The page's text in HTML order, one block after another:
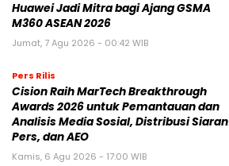
Huawei Jadi Mitra bagi Ajang GSMA
M360 ASEAN 2026
Jumat, 7 Agu 2026 - 00:42 WIB
Pers Rilis
Cision Raih MarTech Breakthrough
Awards 2026 untuk Pemantauan dan
Analisis Media Sosial, Distribusi Siaran
Pers, dan AEO
Kamis, 6 Agu 2026 - 17:00 WIB